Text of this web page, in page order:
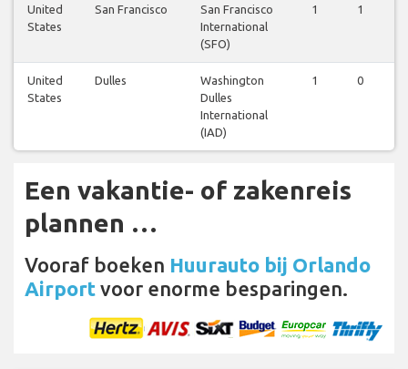
United
States
San Francisco
San Francisco
International
(SFO)
1 1
United
States
Dulles
Washington
Dulles
International
(IAD)
1 0
Een vakantie- of zakenreis
plannen …
Vooraf boeken Huurauto bij Orlando
Airport voor enorme besparingen.